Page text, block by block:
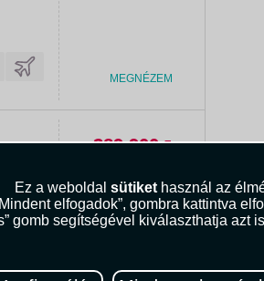
Ez a weboldal sütikethasznál az
elfogadok”, gombra kattintva
gomb segítségével kiválaszthatja azt
MEGNÉZEM
folyó
289.900Ft